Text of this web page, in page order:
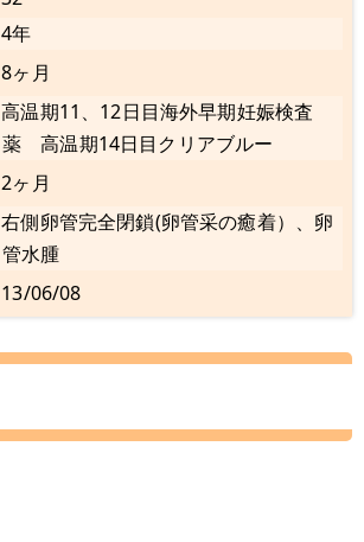
4年
8ヶ月
高温期11、12日目海外早期妊娠検査
薬 高温期14日目クリアブルー
2ヶ月
右側卵管完全閉鎖(卵管采の癒着）、卵
管水腫
13/06/08